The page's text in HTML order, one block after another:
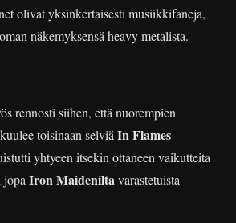
olivat yksinkertaisesti musiikkifaneja,
näkemyksensä heavy metalista.
rennosti siihen, että nuorempien
toisinaan selviä In Flames-
yhtyeen itsekin ottaneen vaikutteita
jopa Iron Maideniltavarastetuista